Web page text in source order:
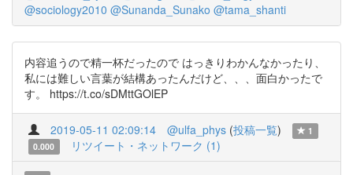
@sociology2010 @Sunanda_Sunako @tama_shanti
内容追うので精一杯だったので はっきりわかんなかったり、
私には難しい言葉が結構あったんだけど、、、面白かったで
す。 https://t.co/sDMttGOlEP
2019-05-11 02:09:14 @ulfa_phys (投稿一覧)
1
0.000
リツイート・ネットワーク (1)